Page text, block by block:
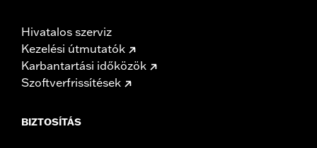
Hivatalos szerviz
Kezelési útmutatók
Karbantartási időközök
Szoftverfrissítések
BIZTOSÍTÁS